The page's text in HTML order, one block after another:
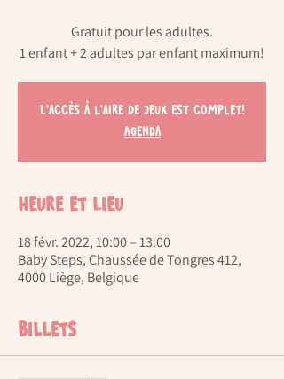
Gratuit pour les adultes.
L'accès à l'aire de jeux est complet!
Agenda
Heure et lieu
18 févr. 2022, 10:00 – 13:00
Baby Steps, Chaussée de Tongres 412,
4000 Liège, Belgique
Billets